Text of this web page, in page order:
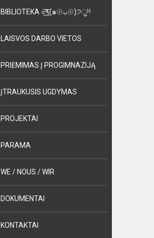
BIBLIOTEKA =͟͟͞͞٩(๑☉ᴗ☉)੭ु⁾⁾
LAISVOS DARBO VIETOS
PRIĖMIMAS Į PROGIMNAZIJĄ
ĮTRAUKUSIS UGDYMAS
PROJEKTAI
PARAMA
WE / NOUS / WIR
DOKUMENTAI
KONTAKTAI